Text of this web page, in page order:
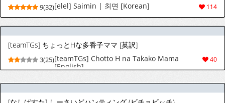
[teamTGs] ちょっとHな多香子ママ [英訳]
3(25)
[teamTGs] Chotto H na Takako Mama
[English]
7(3)
Spiaggia [Italian]